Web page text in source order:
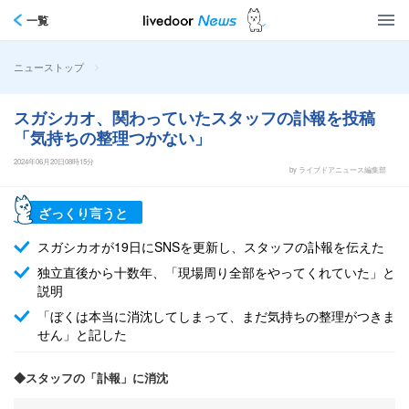
一覧
ニューストップ >
スガシカオ、関わっていたスタッフの訃報を投稿
「気持ちの整理つかない」
2024年06月20日08時15分
by ライブドアニュース編集部
ざっくり言うと
スガシカオが19日にSNSを更新し、スタッフの訃報を伝えた
独立直後から十数年、「現場周り全部をやってくれていた」と
説明
「ぼくは本当に消沈してしまって、まだ気持ちの整理がつきま
せん」と記した
◆スタッフの「訃報」に消沈